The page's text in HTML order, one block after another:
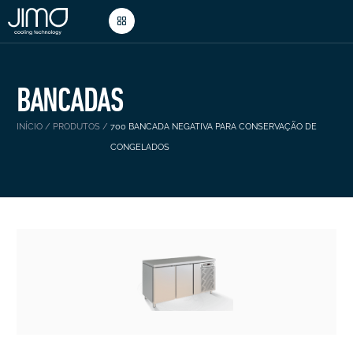
BANCADAS
INÍCIO / PRODUTOS / 700 BANCADA NEGATIVA PARA CONSERVAÇÃO DE
CONGELADOS